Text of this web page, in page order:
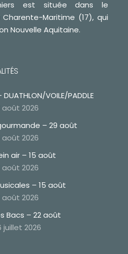
est située dans le
Maritime (17), qui
Nouvelle Aquitaine.
DUATHLON/VOILE/PADDLE
août 2026
– 29 août
août 2026
air – 15 août
août 2026
– 15 août
août 2026
Bacs – 22 août
juillet 2026